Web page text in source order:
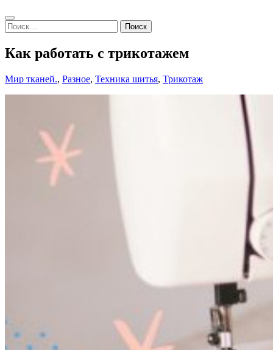
Search
Найти:
Как работать с трикотажем
Мир тканей., Разное, Техника шитья, Трикотаж